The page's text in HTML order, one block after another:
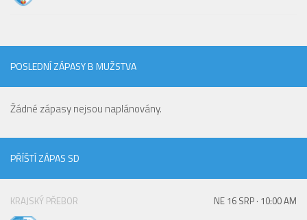
St. přípravka
Mladší přípravka
Realizační tým
Kontakty
POSLEDNÍ ZÁPASY B MUŽSTVA
Žádné zápasy nejsou naplánovány.
PŘÍŠTÍ ZÁPAS SD
KRAJSKÝ PŘEBOR NE 16 SRP · 10:00 AM